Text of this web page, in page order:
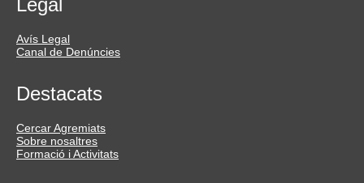
Avís Legal
Canal de Denúncies
Destacats
Cercar Agremiats
Sobre nosaltres
Formació i Activitats